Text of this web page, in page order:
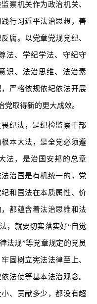
察机关作为政治机关、
行习近平法治思想，善
腐。以党章党规党纪、
法、学纪学法、守纪守
识、法治思维、法治素
严格依规依纪依法开展
取得新的更大成效。
纪法，是纪检监察干部
本大法，是全党必须遵
法，是治国安邦的总章
治国是有机统一的，党
和国法在本质属性、价
都蕴含着法治思维和法
，就要切实落实好“自觉
法规”等党章规定的党员
固树立宪法法律至上、
法使等基本法治观念。
、贡献多少，都没有超